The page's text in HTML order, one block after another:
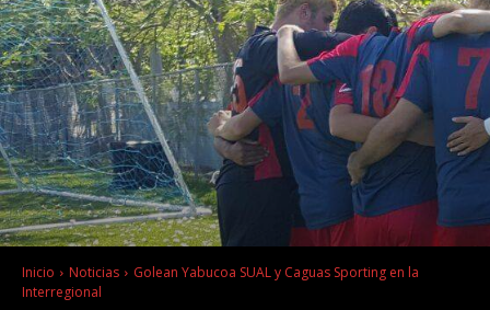
Inicio Noticias
Golean Yabucoa SUAL y Caguas Sporting en la
Interregional